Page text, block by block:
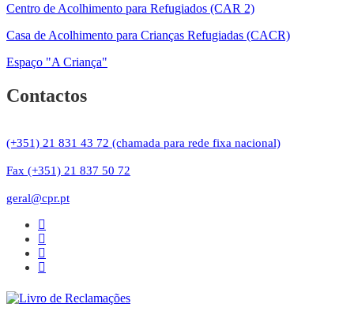
Centro de Acolhimento para Refugiados (CAR 2)
Casa de Acolhimento para Crianças Refugiadas (CACR)
Espaço "A Criança"
Contactos
(+351) 21 831 43 72 (chamada para rede fixa nacional)
Fax (+351) 21 837 50 72
geral@cpr.pt